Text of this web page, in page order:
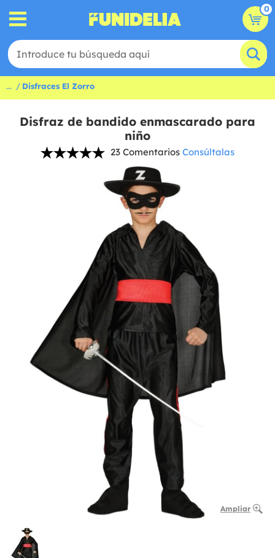
0
... Disfraces El Zorro
Disfraz de bandido enmascarado para
niño
23 Comentarios Consúltalas
Ampliar